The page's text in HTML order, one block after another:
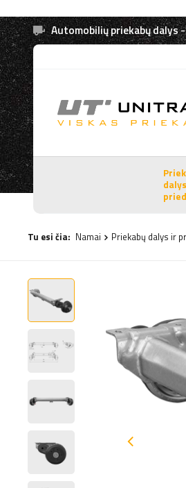
Automobilių priekabų dalys -
Tu esi čia: Namai Priekabų dalys ir